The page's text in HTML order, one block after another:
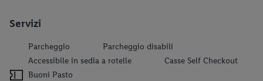
Servizi
Parcheggio
Parcheggio disabili
Accessibile in sedia a rotelle
Casse Self Checkout
Buoni Pasto